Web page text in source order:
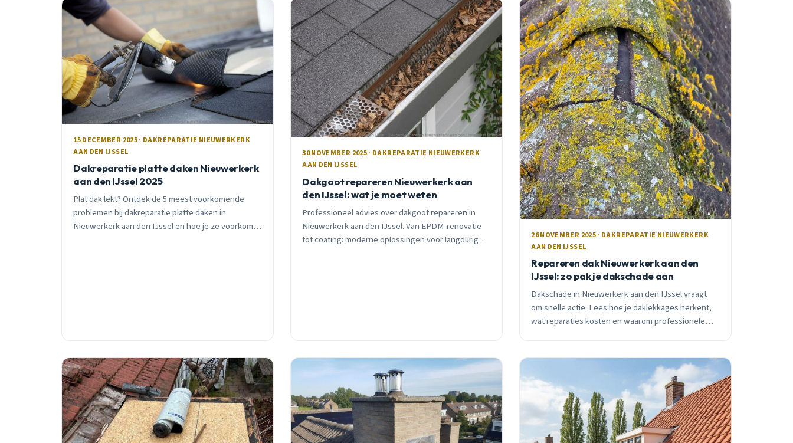
15 DECEMBER 2025 · DAKREPARATIE NIEUWERKERK
AAN DEN IJSSEL
Dakreparatie platte daken Nieuwerkerk
aan den IJssel 2025
Plat dak lekt? Ontdek de 5 meest voorkomende
problemen bij dakreparatie platte daken in
Nieuwerkerk aan den IJssel en hoe je ze voorkomt.
30 NOVEMBER 2025 · DAKREPARATIE NIEUWERKERK
AAN DEN IJSSEL
Dakgoot repareren Nieuwerkerk aan
den IJssel: wat je moet weten
Professioneel advies over dakgoot repareren in
Nieuwerkerk aan den IJssel. Van EPDM-renovatie
tot coating: moderne oplossingen voor langdurige
26 NOVEMBER 2025 · DAKREPARATIE NIEUWERKERK
AAN DEN IJSSEL
Repareren dak Nieuwerkerk aan den
IJssel: zo pak je dakschade aan
Dakschade in Nieuwerkerk aan den IJssel vraagt
om snelle actie. Lees hoe je daklekkages herkent,
wat reparaties kosten en waarom professionele